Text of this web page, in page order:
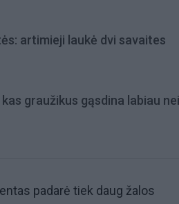
artimieji laukė dvi savaites
graužikus gąsdina labiau
padarė tiek daug žalos